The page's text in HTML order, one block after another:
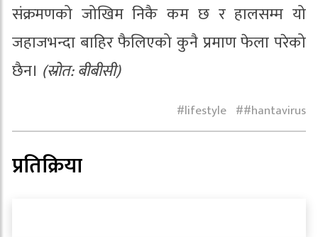
संक्रमणको जोखिम निकै कम छ र हालसम्म यो
जहाजभन्दा बाहिर फैलिएको कुनै प्रमाण फेला परेको
छैन। (स्रोत: बीबीसी)
lifestyle #hantavirus
प्रतिक्रिया